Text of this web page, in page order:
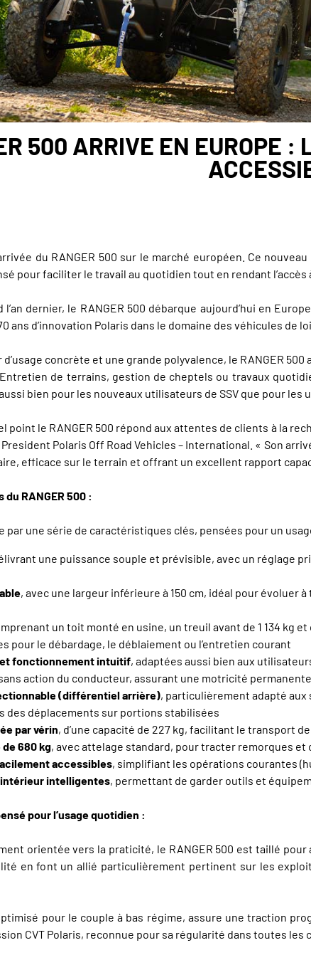
500 ARRIVE EN EUROPE
du RANGER 500 sur le marché européen. Ce
pour faciliter le travail au quotidien tout en rendant l’accès
dernier, le RANGER 500 débarque aujourd’hui en
ans d’innovation Polaris dans le domaine des véhicules de
concrète et une grande polyvalence, le RANGER
de terrains, gestion de cheptels ou travaux
bien pour les nouveaux utilisateurs de SSV que pour
point le RANGER 500 répond aux attentes de clients à la
Polaris Off Road Vehicles – International. « Son
efficace sur le terrain et offrant un excellent rapport
RANGER 500 :
par une série de caractéristiques clés, pensées pour un
une puissance souple et prévisible, avec un réglage
, avec une largeur inférieure à 150 cm, idéal pour
un toit monté en usine, un treuil avant de 1 134 kg
pour le débardage, le déblaiement ou l’entretien courant
fonctionnement intuitif, adaptées aussi bien aux
action du conducteur, assurant une motricité
(différentiel arrière), particulièrement adapté
des déplacements sur portions stabilisées
par vérin, d’une capacité de 227 kg, facilitant le transport
680 kg, avec attelage standard, pour tracter remorques et
accessibles, simplifiant les opérations courantes
intelligentes, permettant de garder outils et
pour l’usage quotidien :
orientée vers la praticité, le RANGER 500 est taillé
en font un allié particulièrement pertinent sur les
pour le couple à bas régime, assure une traction
CVT Polaris, reconnue pour sa régularité dans toutes les